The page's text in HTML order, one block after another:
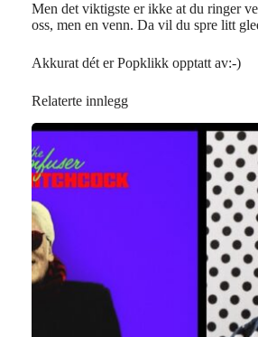
Men det viktigste er ikke at du ringer
oss, men en venn. Da vil du spre litt
Akkurat dét er Popklikk opptatt av:-)
Relaterte innlegg